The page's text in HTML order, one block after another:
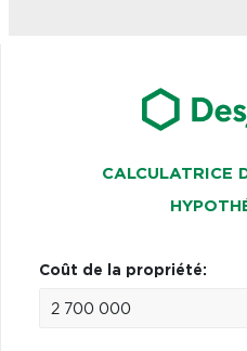
CALCULATRICE
Coût de la propriété: